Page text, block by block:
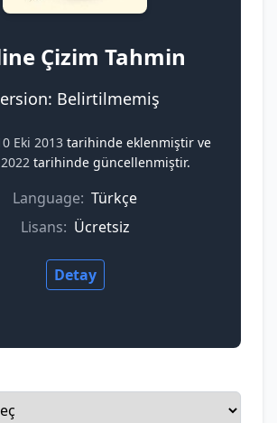
Çizim Tahmin
Belirtilmemiş
Eki 2013 tarihinde eklenmiştir ve
tarihinde güncellenmiştir.
Language: Türkçe
Lisans: Ücretsiz
Detay